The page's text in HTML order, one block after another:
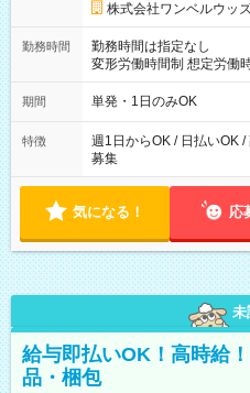
株式会社ワンベルウッ
勤務時間
勤務時間は指定なし
変形労働時間制 想定労働時間160時間/月
～21：00
期間 単発・1日のみOK
特徴
週1日からOK / 日払いOK
募集
気になる！ 応
未
給与即払いOK！高時給
品・梱包